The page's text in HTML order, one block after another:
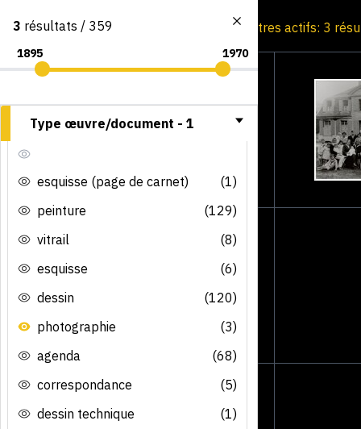
Consultation par image Filtres actifs: 3
3 résultats / 359
Type œuvre/document - 1
esquisse (page de carnet)
(1)
peinture
(129)
vitrail
(8)
esquisse
(6)
dessin
(120)
photographie
(3)
agenda
(68)
correspondance
(5)
dessin technique
(1)